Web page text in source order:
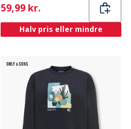
Current
59,99 kr.
Halv pris eller mindre